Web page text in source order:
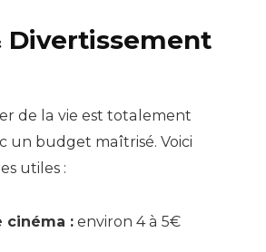
Divertissement
de la vie est totalement
un budget maîtrisé. Voici
utiles :
cinéma : environ 4 à 5€